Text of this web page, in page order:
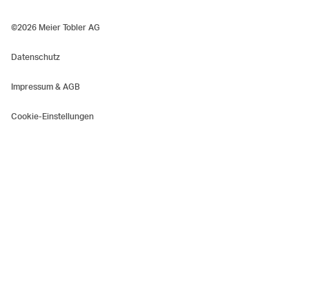
©2026 Meier Tobler AG
Datenschutz
Impressum & AGB
Cookie-Einstellungen